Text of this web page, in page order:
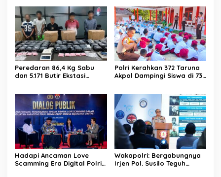
Peredaran 86,4 Kg Sabu
dan 5.171 Butir Ekstasi
Enam Tersangka
Polri Kerahkan 372 Taruna
Akpol Dampingi Siswa di 73
Hadapi Ancaman Love
Scamming Era Digital Polri
Wakapolri: Bergabungnya
Irjen Pol. Susilo Teguh